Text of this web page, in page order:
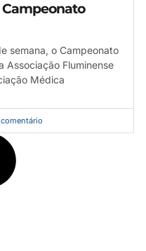
semana, o Campeonato
Associação Fluminense
Médica